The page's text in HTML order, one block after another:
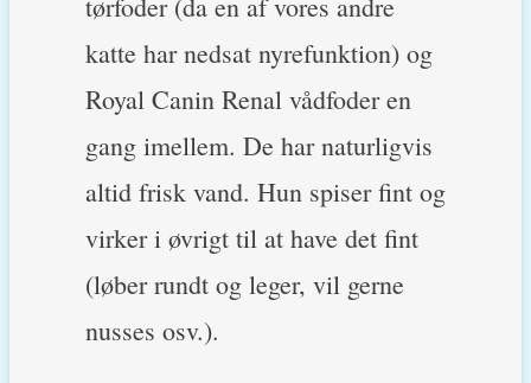
katte har nedsat nyrefunktion) og
Royal Canin Renal vådfoder en
gang imellem. De har naturligvis
altid frisk vand. Hun spiser fint og
virker i øvrigt til at have det fint
(løber rundt og leger, vil gerne
nusses osv.).